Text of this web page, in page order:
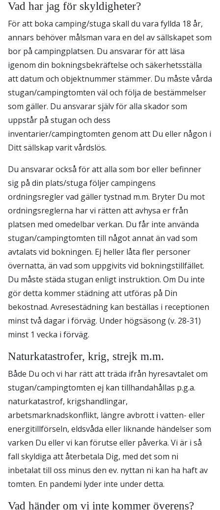
Vad har jag för skyldigheter?
För att boka camping/stuga skall du vara fyllda 18 år,
annars behöver målsman vara en del av sällskapet som
bor på campingplatsen. Du ansvarar för att läsa
igenom din bokningsbekräftelse och säkerhetsställa
att datum och objektnummer stämmer. Du måste vårda
stugan/campingtomten väl och följa de bestämmelser
som gäller. Du ansvarar själv för alla skador som
uppstår på stugan och dess
inventarier/campingtomten genom att Du eller någon i
Ditt sällskap varit vårdslös.
Du ansvarar också för att alla som bor eller befinner
sig på din plats/stuga följer campingens
ordningsregler vad gäller tystnad m.m. Bryter Du mot
ordningsreglerna har vi rätten att avhysa er från
platsen med omedelbar verkan. Du får inte använda
stugan/campingtomten till något annat än vad som
avtalats vid bokningen. Ej heller låta fler personer
övernatta, än vad som uppgivits vid bokningstillfället.
Du måste städa stugan enligt instruktion. Om Du inte
gör detta kommer städning att utföras på Din
bekostnad. Avresestädning kan beställas i receptionen
minst två dagar i förväg. Under högsäsong (v. 28-31)
minst 1 vecka i förväg.
Naturkatastrofer, krig, strejk m.m.
Både Du och vi har rätt att träda ifrån hyresavtalet om
stugan/campingtomten ej kan tillhandahållas p.g.a.
naturkatastrof, krigshandlingar,
arbetsmarknadskonflikt, längre avbrott i vatten- eller
energitillförseln, eldsvåda eller liknande händelser som
varken Du eller vi kan förutse eller påverka. Vi är i så
fall skyldiga att återbetala Dig, med det som ni
inbetalat till oss minus den ev. nyttan ni kan ha haft av
tomten. En pandemi lyder inte under detta.
Vad händer om vi inte kommer överens?